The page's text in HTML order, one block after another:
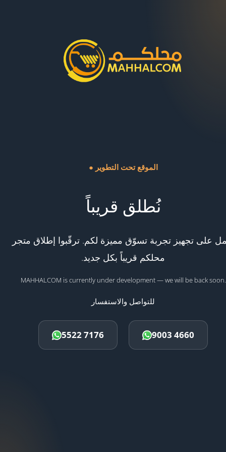
● الموقع تحت التطوير
نُطلق قريباً
على تجهيز تجربة تسوّق مميزة لكم. ترقّبوا إطلاق متجر
محلكم قريباً بكل جديد.
MAHHALCOM is currently under development — we will be back soon.
للتواصل والاستفسار
5522 7176 9003 4660